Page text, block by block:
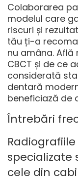
Colaborarea
modelul care
riscuri și
tău ți-a
nu amâna.
CBCT și de ce
considerată
dentară
beneficiază de
Întrebări
specializate
cele din